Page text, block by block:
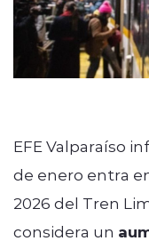
EFE Valparaíso
de enero entra
2026 del Tren
considera un